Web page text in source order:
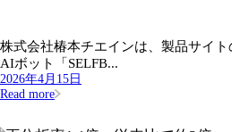
株式会社椿本チエインは、製品サイ
AIボット「SELFB...
2026年4月15日
Read more